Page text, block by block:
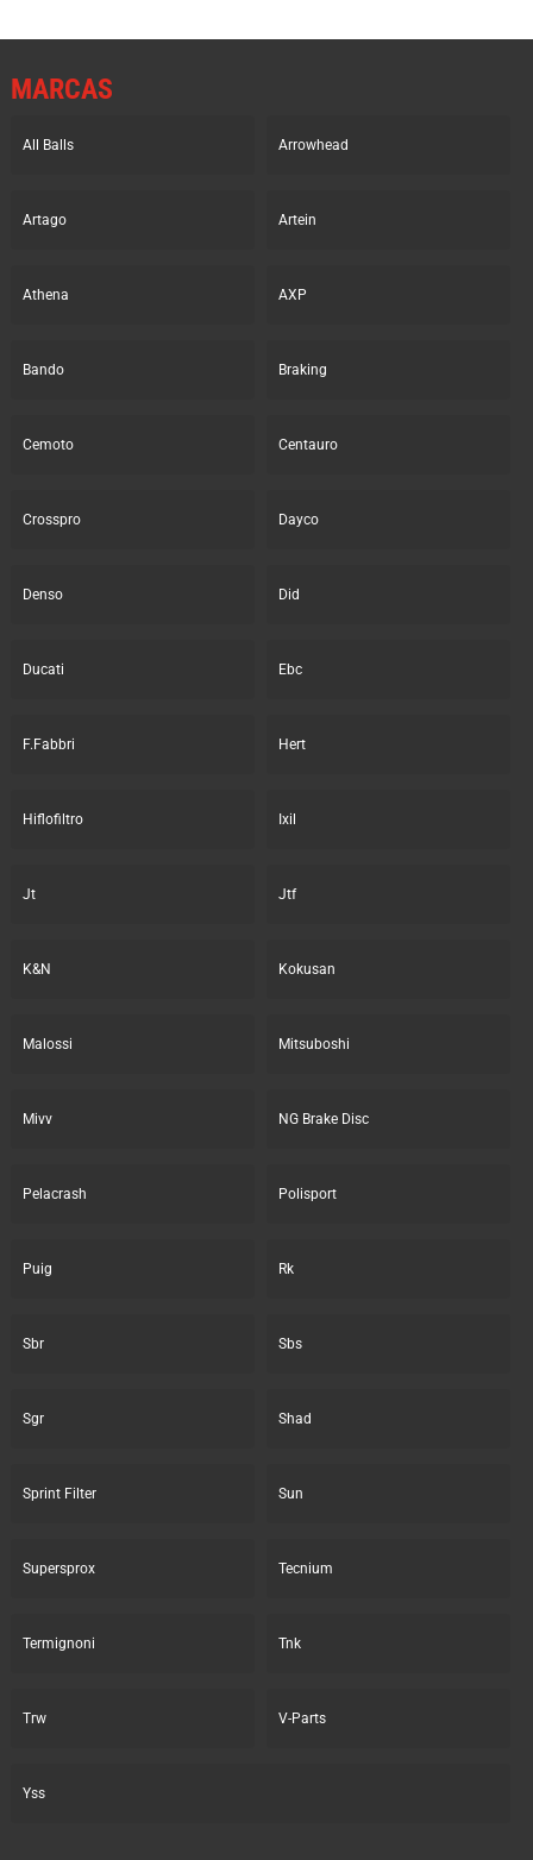
MARCAS
All Balls Arrowhead
Artago Artein
Athena AXP
Bando Braking
Cemoto Centauro
Crosspro Dayco
Denso Did
Ducati Ebc
F.Fabbri Hert
Hiflofiltro Ixil
Jt Jtf
K&N Kokusan
Malossi Mitsuboshi
Mivv NG Brake Disc
Pelacrash Polisport
Puig Rk
Sbr Sbs
Sgr Shad
Sprint Filter Sun
Supersprox Tecnium
Termignoni Tnk
Trw V-Parts
Yss